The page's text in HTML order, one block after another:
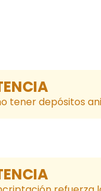
tener depósitos